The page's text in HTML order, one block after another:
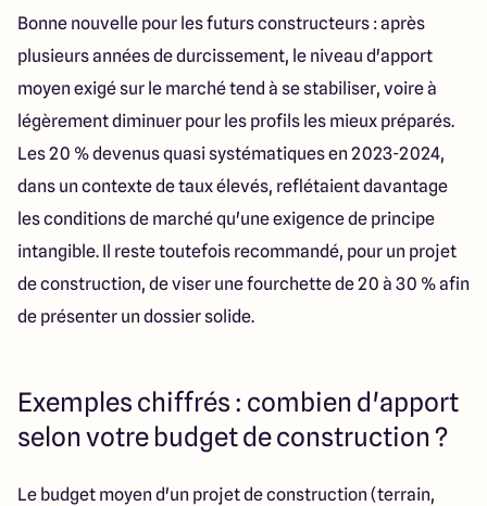
Bonne nouvelle pour les futurs constructeurs : après
plusieurs années de durcissement, le niveau d'apport
moyen exigé sur le marché tend à se stabiliser, voire à
légèrement diminuer pour les profils les mieux préparés.
Les 20 % devenus quasi systématiques en 2023-2024,
dans un contexte de taux élevés, reflétaient davantage
les conditions de marché qu'une exigence de principe
intangible. Il reste toutefois recommandé, pour un projet
de construction, de viser une fourchette de 20 à 30 % afin
de présenter un dossier solide.
Exemples chiffrés : combien d'apport
selon votre budget de construction ?
Le budget moyen d'un projet de construction (terrain,